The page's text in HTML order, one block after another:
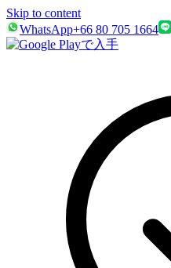
Skip to content
WhatsApp+66 80 705 1664